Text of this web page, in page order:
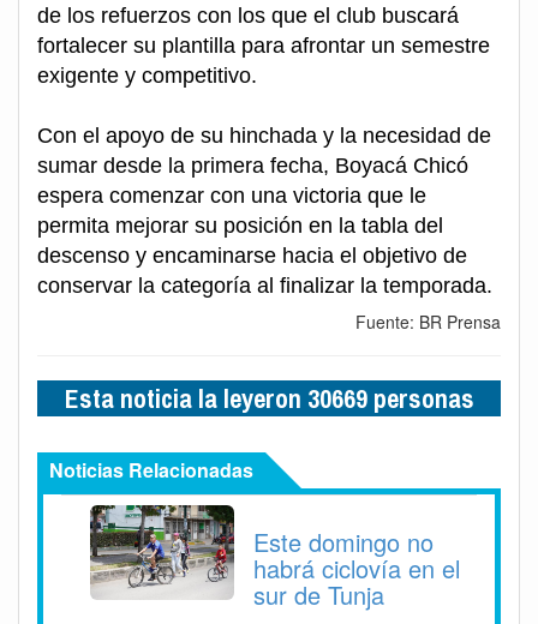
de los refuerzos con los que el club buscará
fortalecer su plantilla para afrontar un semestre
exigente y competitivo.
Con el apoyo de su hinchada y la necesidad de
sumar desde la primera fecha, Boyacá Chicó
espera comenzar con una victoria que le
permita mejorar su posición en la tabla del
descenso y encaminarse hacia el objetivo de
conservar la categoría al finalizar la temporada.
Fuente: BR Prensa
Esta noticia la leyeron 30669 personas
Noticias Relacionadas
Este domingo no
habrá ciclovía en el
sur de Tunja